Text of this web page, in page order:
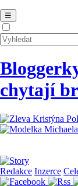
☰
chytají
Redakce Inzerce